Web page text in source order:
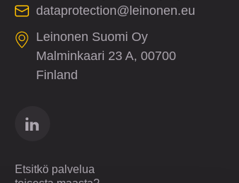
dataprotection@leinonen.eu
Leinonen Suomi Oy
Malminkaari 23 A, 00700
Finland
Etsitkö palvelua